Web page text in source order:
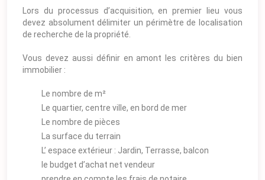
Lors du processus d’acquisition, en premier lieu vous
devez absolument délimiter un périmètre de localisation
de recherche de la propriété.
Vous devez aussi définir en amont les critères du bien
immobilier :
Le nombre de m²
Le quartier, centre ville, en bord de mer
Le nombre de pièces
La surface du terrain
L’ espace extérieur : Jardin, Terrasse, balcon
le budget d’achat net vendeur